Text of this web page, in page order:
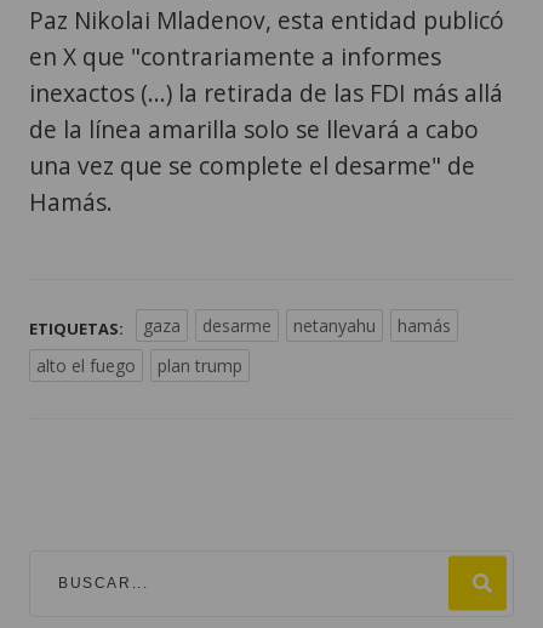
Paz Nikolai Mladenov, esta entidad publicó
en X que "contrariamente a informes
inexactos (...) la retirada de las FDI más allá
de la línea amarilla solo se llevará a cabo
una vez que se complete el desarme" de
Hamás.
ETIQUETAS: gaza desarme netanyahu
hamás
alto el fuego
plan trump